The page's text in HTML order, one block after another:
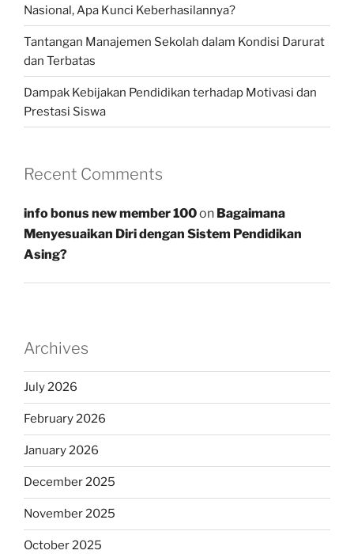
Nasional, Apa Kunci Keberhasilannya?
Tantangan Manajemen Sekolah dalam Kondisi Darurat
dan Terbatas
Dampak Kebijakan Pendidikan terhadap Motivasi dan
Prestasi Siswa
Recent Comments
info bonus new member 100on Bagaimana
Menyesuaikan Diri dengan Sistem Pendidikan
Asing?
Archives
July 2026
February 2026
January 2026
December 2025
November 2025
October 2025